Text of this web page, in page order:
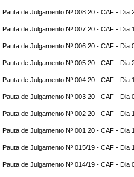
Pauta de Julgamento Nº 008 20 - CAF - Dia
Pauta de Julgamento Nº 007 20 - CAF - Dia
Pauta de Julgamento Nº 006 20 - CAF - Dia
Pauta de Julgamento Nº 005 20 - CAF - Dia
Pauta de Julgamento Nº 004 20 - CAF - Dia
Pauta de Julgamento Nº 003 20 - CAF - Dia
Pauta de Julgamento Nº 002 20 - CAF - Dia
Pauta de Julgamento Nº 001 20 - CAF - Dia
Pauta de Julgamento Nº 015/19 - CAF - Dia
Pauta de Julgamento Nº 014/19 - CAF - Dia